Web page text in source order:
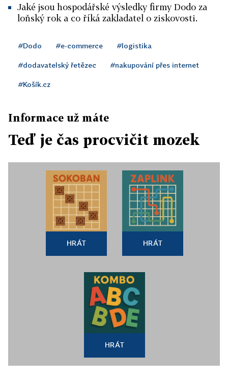
Jaké jsou hospodářské výsledky firmy Dodo za
loňský rok a co říká zakladatel o ziskovosti.
#Dodo #e-commerce #logistika
#dodavatelský řetězec #nakupování přes internet
#Košík.cz
Informace už máte
Teď je čas procvičit mozek
HRÁT HRÁT
HRÁT